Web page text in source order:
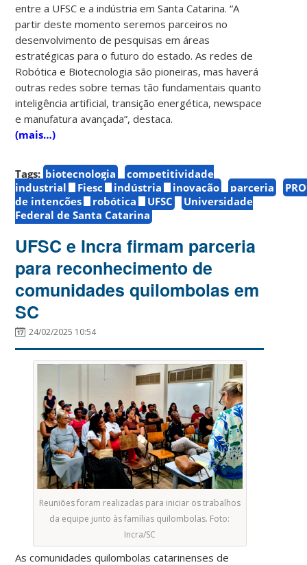
entre a UFSC e a indústria em Santa Catarina. “A
partir deste momento seremos parceiros no
desenvolvimento de pesquisas em áreas
estratégicas para o futuro do estado. As redes de
Robótica e Biotecnologia são pioneiras, mas haverá
outras redes sobre temas tão fundamentais quanto
inteligência artificial, transição energética, newspace
e manufatura avançada”, destaca.
(mais…)
Tags: biotecnologia
competitividade
industrial
Fiesc indústria inovação parceria
de intenções
robótica UFSC
Universidade
Federal de Santa Catarina
UFSC e Incra firmam parceria
para reconhecimento de
comunidades quilombolas em
SC
24/02/2025 10:54
Reuniões foram realizadas para iniciar os trabalhos
da equipe junto às famílias quilombolas. Foto:
Incra/SC
As comunidades quilombolas catarinenses de